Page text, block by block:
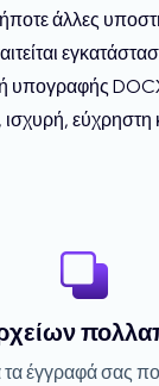
άλλες
υπογραφής
ισχυρή,
τα έγγραφά σας